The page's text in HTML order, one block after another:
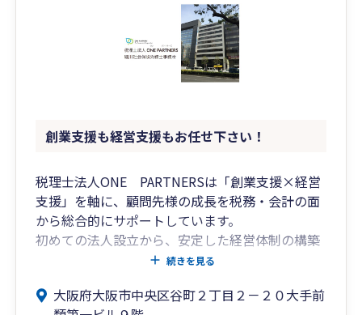
創業支援も経営支援もお任せ下さい！
税理士法人ONE PARTNERSは「創業支援×経営
支援」を軸に、顧問先様の成長を税務・会計の面
から総合的にサポートしています。
初めての法人設立から、安定した経営体制の構築
まで、伴走型の支援を提供します。
・大阪市中央区の谷町筋に面したオフィスで、交
続きを見る
大阪府大阪市中央区谷町２丁目２－２０大手前